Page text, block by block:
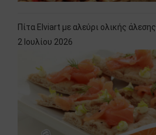
Πίτα Elviart με αλεύρι ολικής άλεσης
2 Ιουλίου 2026